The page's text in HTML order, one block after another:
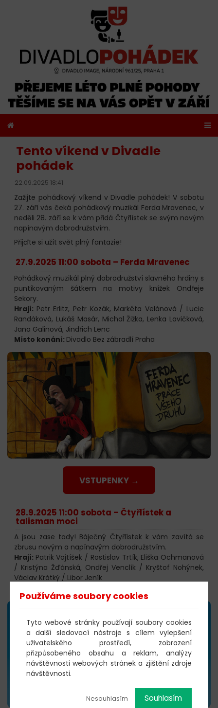
Tento víkend v Divadle
pohádek
22.09.2025 18:41
Zažijte pohádkový víkend v Divadle pohádek! V sobotu
27. září vás čeká pohádkový muzikál Ferda Mravenec, v
neděli 28. září se k vám přidá Čtyřlístek se svým novým
napínavým dobrodružstvím.
Přijďte si užít svět plný fantazie!
27.9.2025 11:00 sobota – Ferda Mravenec
Pohádkový muzikál plný dobrodružství slavného hrdiny s
puntíkovaným šátkem na motivy knížek Ondřeje
Sekory.
Hrají: Petr Erlitz, Petr Kozák, Markéta Velánová / Lucie
Randáková, Lukáš Masár, Michal Žižka, Lenka Lavičková,
Jana Galinová, Jindřich Lenc
Místo konání: Divadlo Bez zábradlí Praha
VSTUPENKY →
28.9.2025 11:00 sobota – Čtyřlístek a
talisman moci
A jsou zase tady! Báječný Čtyřlístek k vám zavítá se
zbrusu novým a napínavým dobrodružstvím.
Hrají: Patrik Vojtíšek / Rostislav Trtík, Eliška Ochmanová
/ Kristýna Žďánská, Ondřej Venclík / Kryštof Nohýnek,
Václav Krátký / Libor Jeník
Používáme soubory cookies
Tyto webové stránky používají soubory cookies
a další sledovací nástroje s cílem vylepšení
uživatelského prostředí, zobrazení
přizpůsobeného obsahu a reklam, analýzy
návštěvnosti webových stránek a zjištění zdroje
návštěvnosti.
Nesouhlasím Souhlasím